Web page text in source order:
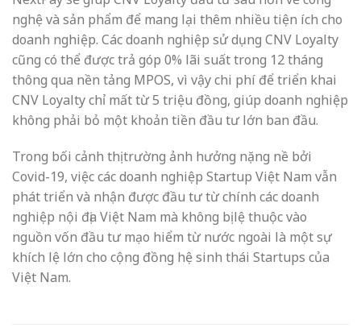
nghệ và sản phẩm để mang lại thêm nhiều tiện ích cho
doanh nghiệp. Các doanh nghiệp sử dụng CNV Loyalty
cũng có thể được trả góp 0% lãi suất trong 12 tháng
thông qua nền tảng MPOS, vì vậy chi phí để triển khai
CNV Loyalty chỉ mất từ 5 triệu đồng, giúp doanh nghiệp
không phải bỏ một khoản tiền đầu tư lớn ban đầu.
Trong bối cảnh thị trường ảnh hưởng nặng nề bởi
Covid-19, việc các doanh nghiệp Startup Việt Nam vẫn
phát triển và nhận được đầu tư từ chính các doanh
nghiệp nội địa Việt Nam mà không bị lệ thuộc vào
nguồn vốn đầu tư mạo hiểm từ nước ngoài là một sự
khích lệ lớn cho cộng đồng hệ sinh thái Startups của
Việt Nam.